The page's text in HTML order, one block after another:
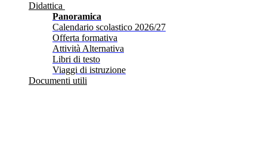
Didattica
Panoramica
Calendario scolastico 2026/27
Offerta formativa
Attività Alternativa
Libri di testo
Viaggi di istruzione
Documenti utili